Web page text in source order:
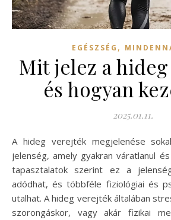
EGÉSZSÉG ,
Mit jelez a
és hogyan
2025.01.11.
A hideg verejték megjelenése sokak számára ismerős
jelenség, amely gyakran váratlanul
tapasztalatok szerint ez a
adódhat, és többféle fiziológiai és
utalhat. A hideg verejték általában
szorongáskor, vagy akár fizikai